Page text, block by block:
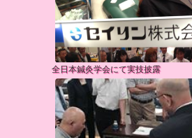
全日本鍼灸学会にて実技披露